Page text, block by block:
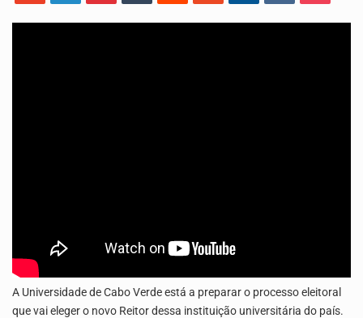
A Universidade de Cabo Verde está a preparar o processo eleitoral
que vai eleger o novo Reitor dessa instituição universitária do país.